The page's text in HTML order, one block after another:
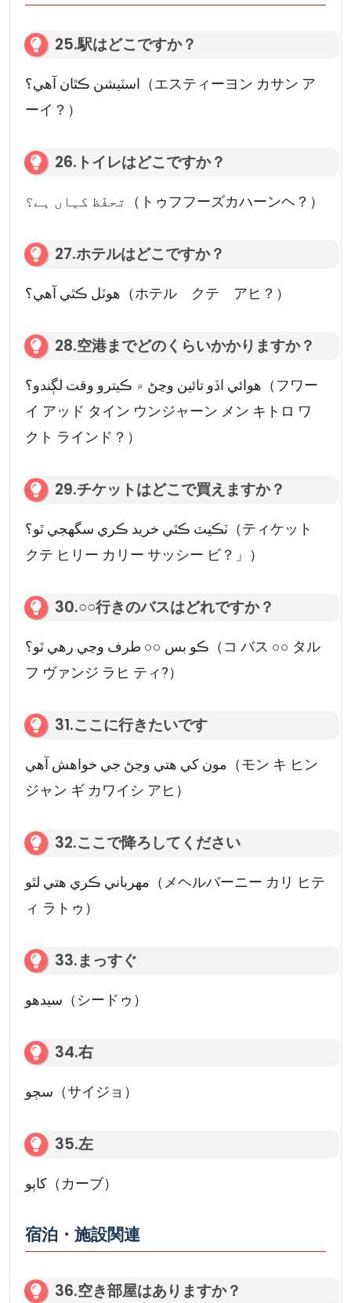
25.駅はどこですか？
اسٽیشن ڪٿان آهي؟（エスティーヨン カサン ア
ーイ？）
26.トイレはどこですか？
تحفّظ کہاں ہے؟（トゥフフーズカハーンヘ？）
27.ホテルはどこですか？
هوٽل ڪٿي آهي؟（ホテル クテ アヒ？）
28.空港までどのくらいかかりますか？
هوائي اڏو تائين وڃڻ ۾ ڪيترو وقت لڳندو؟（フワー
イ アッド タイン ウンジャーン メン キトロ ワ
クト ラインド？）
29.チケットはどこで買えますか？
ٽڪيٽ ڪٿي خريد ڪري سگهجي ٿو؟（ティケット
クテ ヒリー カリー サッシー ビ？」）
30.○○行きのバスはどれですか？
ڪو بس ○○ طرف وڃي رهي ٿو؟（コ バス ○○ タル
フ ヴァンジ ラヒ ティ?）
31.ここに行きたいです
مون کي هتي وڃڻ جي خواهش آهي（モン キ ヒン
ジャン ギ カワイシ アヒ）
32.ここで降ろしてください
مهرباني ڪري هتي لٿو（メヘルバーニー カリ ヒテ
ィ ラトゥ）
33.まっすぐ
سیدھو（シードゥ）
34.右
سڄو（サイジョ）
35.左
کاٻو（カーブ）
宿泊・施設関連
36.空き部屋はありますか？